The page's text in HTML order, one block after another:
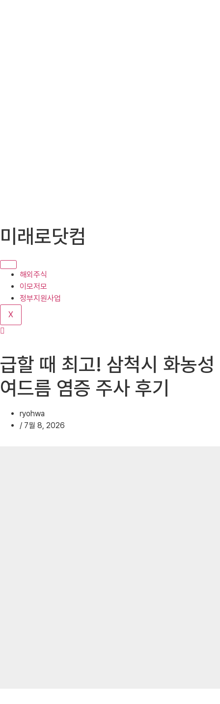
텐
로
기
미래로닷컴
해외주식
이모저모
정부지원사업
X
급할 때 최고! 삼척시 화농성
여드름 염증 주사 후기
ryohwa
/ 7월 8, 2026